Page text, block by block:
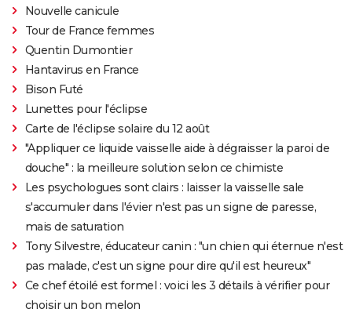
Nouvelle canicule
Tour de France femmes
Quentin Dumontier
Hantavirus en France
Bison Futé
Lunettes pour l'éclipse
Carte de l'éclipse solaire du 12 août
"Appliquer ce liquide vaisselle aide à dégraisser la paroi de
douche" : la meilleure solution selon ce chimiste
Les psychologues sont clairs : laisser la vaisselle sale
s'accumuler dans l'évier n'est pas un signe de paresse,
mais de saturation
Tony Silvestre, éducateur canin : "un chien qui éternue n'est
pas malade, c'est un signe pour dire qu'il est heureux"
Ce chef étoilé est formel : voici les 3 détails à vérifier pour
choisir un bon melon